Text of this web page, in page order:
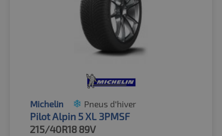
Michelin Pneus d'hiver
Pilot Alpin 5 XL 3PMSF
215/40R18 89V